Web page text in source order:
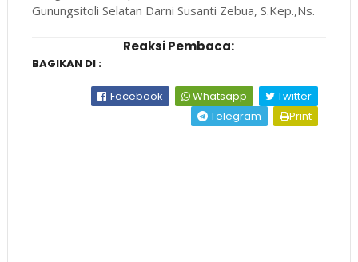
Gunungsitoli Selatan Darni Susanti Zebua, S.Kep.,Ns.
Reaksi Pembaca:
BAGIKAN DI :
Facebook Whatsapp
Twitter
Telegram
Print